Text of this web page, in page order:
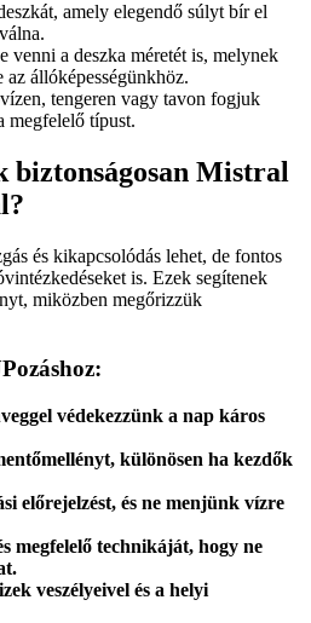
amely elegendő súlyt bír el
venni a deszka méretét is, melynek
állóképességünkhöz.
tengeren vagy tavon fogjuk
megfelelő típust.
biztonságosan Mistral
és kikapcsolódás lehet, de fontos
is. Ezek segítenek
miközben megőrizzük
védekezzünk a nap káros
különösen ha kezdők
előrejelzést, és ne menjünk vízre
megfelelő technikáját, hogy ne
veszélyeivel és a helyi